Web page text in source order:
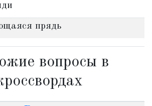
прядь
вопросы в